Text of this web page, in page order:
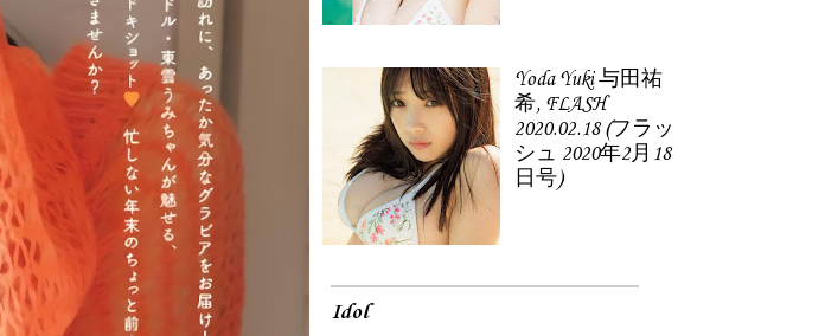
Yoda Yuki 与田祐
希, FLASH
2020.02.18 (フラッ
シュ 2020年2月18
日号)
Idol